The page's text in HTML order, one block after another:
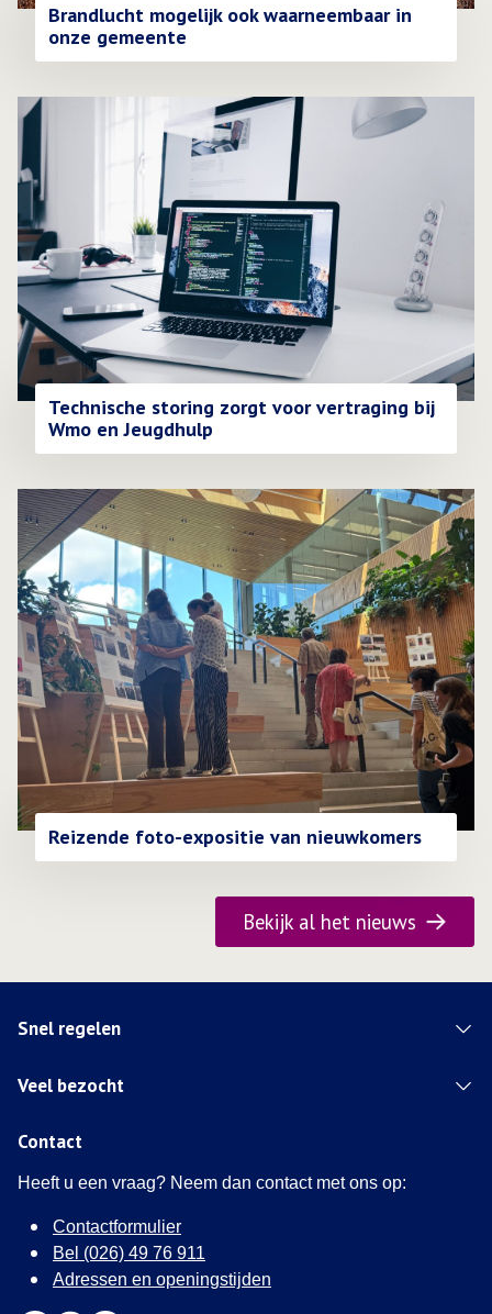
Brandlucht mogelijk ook waarneembaar in
onze gemeente
Technische storing zorgt voor vertraging bij
Wmo en Jeugdhulp
Lees meer over Technische storing zorgt voor vertraging bij
Reizende foto-expositie van nieuwkomers
Lees meer over Reizende foto-expositie van nieuwkomers
Bekijk al het nieuws
Snel regelen
Veel bezocht
Contact
Heeft u een vraag? Neem dan contact met ons op:
Contactformulier
Bel (026) 49 76 911
Adressen en openingstijden